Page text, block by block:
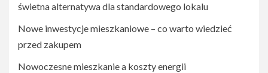
świetna alternatywa dla standardowego lokalu
Nowe inwestycje mieszkaniowe – co warto wiedzieć
przed zakupem
Nowoczesne mieszkanie a koszty energii